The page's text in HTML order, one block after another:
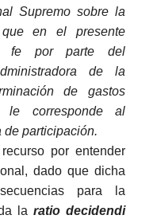
Supremo sobre la
en el presente
fe por parte del
de la
de gastos
corresponde al
de participación.
por entender
dado que dicha
para la
la ratio decidendi